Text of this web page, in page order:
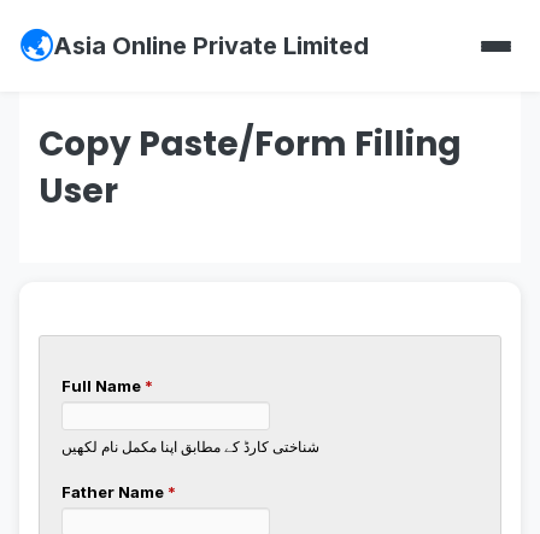
Asia Online Private Limited
Copy Paste/Form Filling
User
Full Name *
شناختی کارڈ کے مطابق اپنا مکمل نام لکھیں
Father Name *